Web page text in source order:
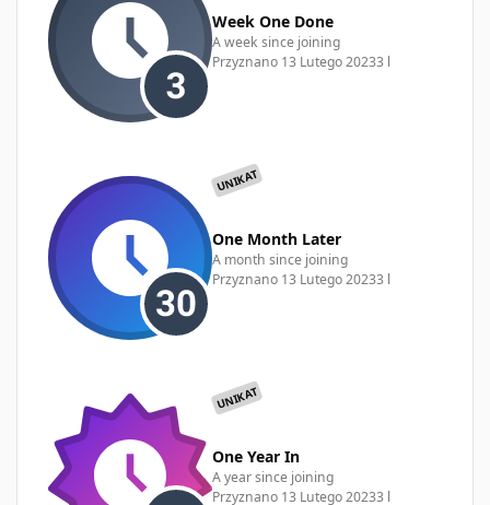
Week One Done
A week since joining
Przyznano 13 Lutego 20233 l
UNIKAT
One Month Later
A month since joining
Przyznano 13 Lutego 20233 l
UNIKAT
One Year In
A year since joining
Przyznano 13 Lutego 20233 l